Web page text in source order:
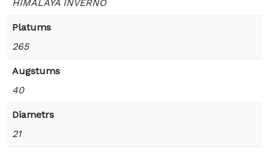
HIMALAYA INVERNO
Platums
265
Augstums
40
Diametrs
21